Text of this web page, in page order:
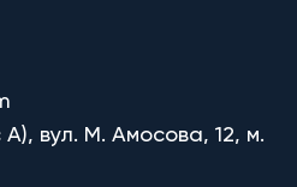
вул. М. Амосова, 12, м.